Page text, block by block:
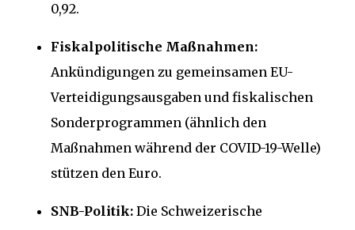
0,92.
Fiskalpolitische Maßnahmen:
Ankündigungen zu gemeinsamen EU-
Verteidigungsausgaben und fiskalischen
Sonderprogrammen (ähnlich den
Maßnahmen während der COVID-19-Welle)
stützen den Euro.
SNB-Politik: Die Schweizerische